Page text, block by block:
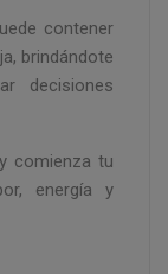
contener
brindándote
decisiones
comienza tu
energía y